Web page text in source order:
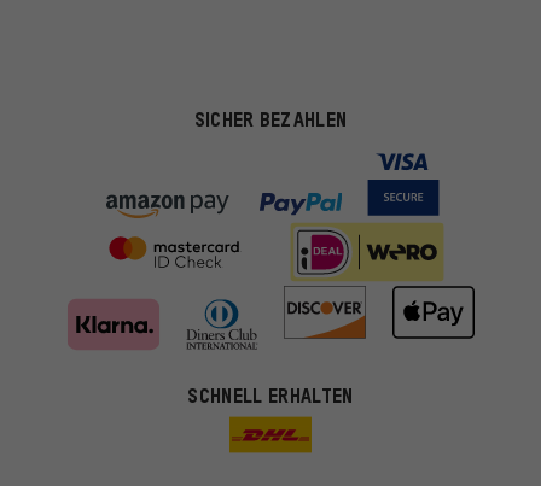
SICHER BEZAHLEN
SCHNELL ERHALTEN